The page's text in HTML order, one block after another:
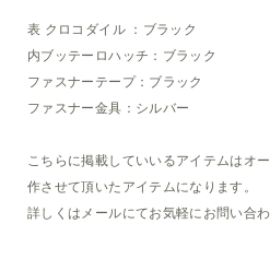
表 クロコダイル ：ブラック
内ブッテーロハッチ：ブラック
ファスナーテープ：ブラック
ファスナー金具：シルバー
こちらに掲載していいるアイテムはオ
作させて頂いたアイテムになります。
詳しくはメールにてお気軽にお問い合わ